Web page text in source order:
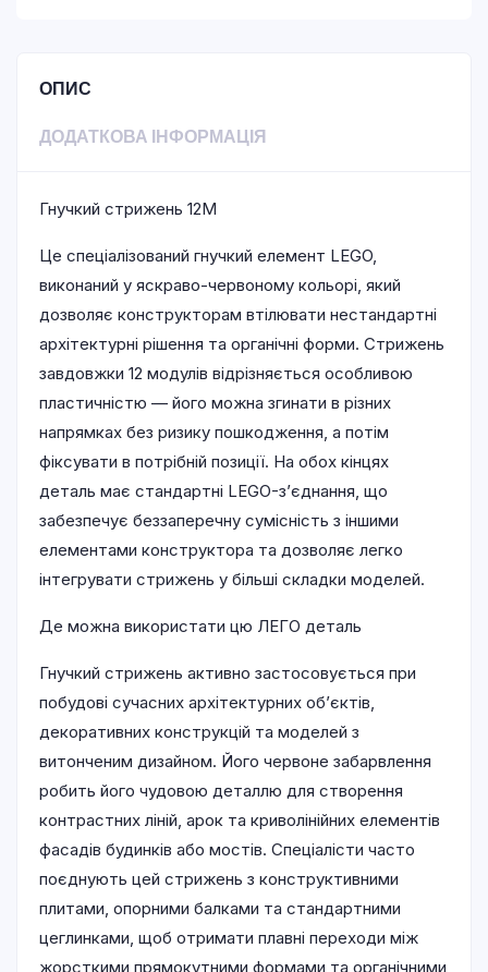
ОПИС
ДОДАТКОВА ІНФОРМАЦІЯ
Гнучкий стрижень 12M
Це спеціалізований гнучкий елемент LEGO,
виконаний у яскраво-червоному кольорі, який
дозволяє конструкторам втілювати нестандартні
архітектурні рішення та органічні форми. Стрижень
завдовжки 12 модулів відрізняється особливою
пластичністю — його можна згинати в різних
напрямках без ризику пошкодження, а потім
фіксувати в потрібній позиції. На обох кінцях
деталь має стандартні LEGO-з’єднання, що
забезпечує беззаперечну сумісність з іншими
елементами конструктора та дозволяє легко
інтегрувати стрижень у більші складки моделей.
Де можна використати цю ЛЕГО деталь
Гнучкий стрижень активно застосовується при
побудові сучасних архітектурних об’єктів,
декоративних конструкцій та моделей з
витонченим дизайном. Його червоне забарвлення
робить його чудовою деталлю для створення
контрастних ліній, арок та криволінійних елементів
фасадів будинків або мостів. Спеціалісти часто
поєднують цей стрижень з конструктивними
плитами, опорними балками та стандартними
цеглинками, щоб отримати плавні переходи між
жорсткими прямокутними формами та органічними